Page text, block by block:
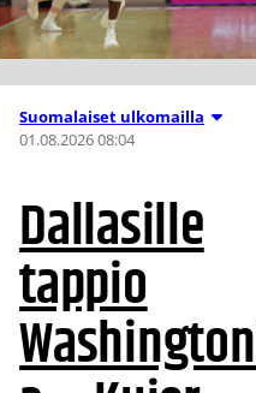
Suomalaiset ulkomailla
01.08.2026 08:04
Dallasille
tappio